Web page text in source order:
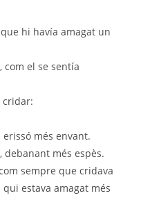
hi havía amagat un
com el se sentía
cridar:
més envant.
debanant més espès.
sempre que cridava
estava amagat més